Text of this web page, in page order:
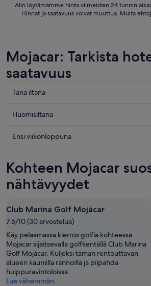
Alin löytämämme hinta viimeisten 24 tunnin
Hinnat ja saatavuus voivat muuttua. Muita
Mojacar: Tarkista
saatavuus
Tarkista
Mojacar
täksi
8.8.
9.8.
Tänä iltana
Tarkista
Mojacar
eli
9.8.
-
Huomisiltana
Tarkista
hinnat
ensi
viikonlopuksi
14.8.
-
16.8.
Ensi viikonloppuna
Kohteen Mojacar
nähtävyydet
Club Marina Golf Mojácar
7.6/10 (30 arvostelua)
Käy pelaamassa kierros golfia kohteessa
Mojacar sijaitsevalla golfkentällä Club Marina
Golf Mojácar. Kuljeksi tämän rentouttavan
alueen kauniilla rannoilla ja piipahda
huippuravintoloissa.
Lue vähemmän